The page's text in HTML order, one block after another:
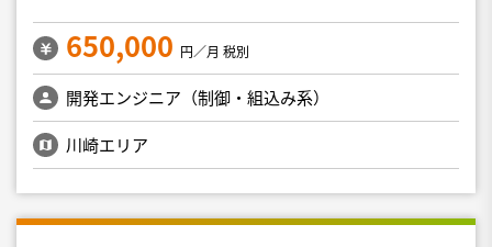
650,000 円／月 税別
開発エンジニア（制御・組込み系）
川崎エリア